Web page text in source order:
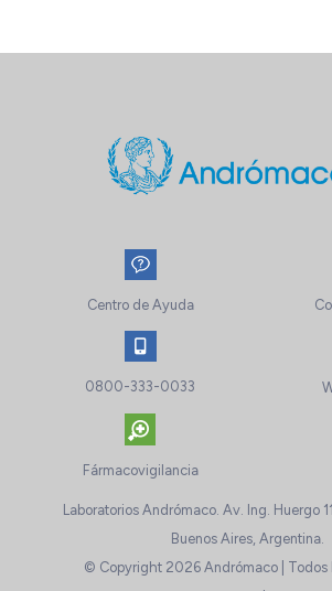
Centro de Ayuda
0800-333-0033
Fármacovigilancia
Laboratorios Andrómaco. Av. Ing. Huergo
Buenos Aires, Argentina.
© Copyright 2026 Andrómaco | Todos